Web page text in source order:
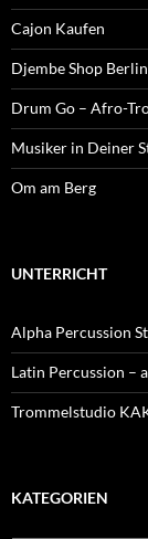
Cajon Kaufen
Djembe Shop Berlin
Drum Go – Afro-
Musiker in Deiner
Om am Berg
UNTERRICHT
Alpha Percussion
Latin Percussion –
Trommelstudio
KATEGORIEN